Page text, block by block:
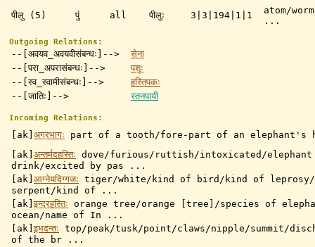
पीलु (5)
पुं all पीलुः 3|3|194|1|1
atom/
...
Outgoing Relations:
--[अवयव_अवयवीसंबन्धः]-->
सेना
--[परा_अपरासंबन्धः]-->
पशुः
--[स्व_स्वामीसंबन्धः]-->
हस्तिपकः
--[जातिः]-->
स्तनपायी
Incoming Relations:
[ak] अग्रभागः part of a tooth/fore-part of an elephant's
[ak] अन्तर्मदहस्तिः dove/furious/ruttish/intoxicated/
drink/excited by pas ...
[ak] आग्नेयदिग्गजः tiger/white/kind of bird/kind of
serpent/kind of ...
[ak]इन्द्रहस्तिः orange tree/orange [tree]/species of
ocean/name of In ...
[ak]इभदन्तः top/peak/tusk/point/claws/nipple/summit/
of the br ...